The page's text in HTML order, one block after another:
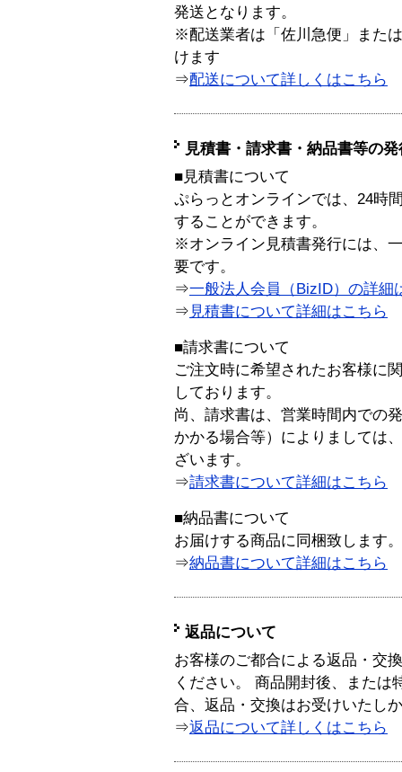
発送となります。
※配送業者は「佐川急便」また
けます
⇒配送について詳しくはこちら
見積書・請求書・納品書等の
■見積書について
ぷらっとオンラインでは、24時
することができます。
※オンライン見積書発行には、
要です。
⇒一般法人会員（BizID）の詳細
⇒ 見積書について詳細はこちら
■請求書について
ご注文時に希望されたお客様に
しております。
尚、請求書は、営業時間内での
かかる場合等）によりましては
ざいます。
⇒請求書について詳細はこちら
■納品書について
お届けする商品に同梱致します。
⇒納品書について詳細はこちら
返品について
お客様のご都合による返品・交
ください。 商品開封後、または
合、返品・交換はお受けいたし
⇒返品について詳しくはこちら